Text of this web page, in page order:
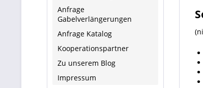
Anfrage
Gabelverlängerungen
Anfrage Katalog
Kooperationspartner
Zu unserem Blog
Impressum